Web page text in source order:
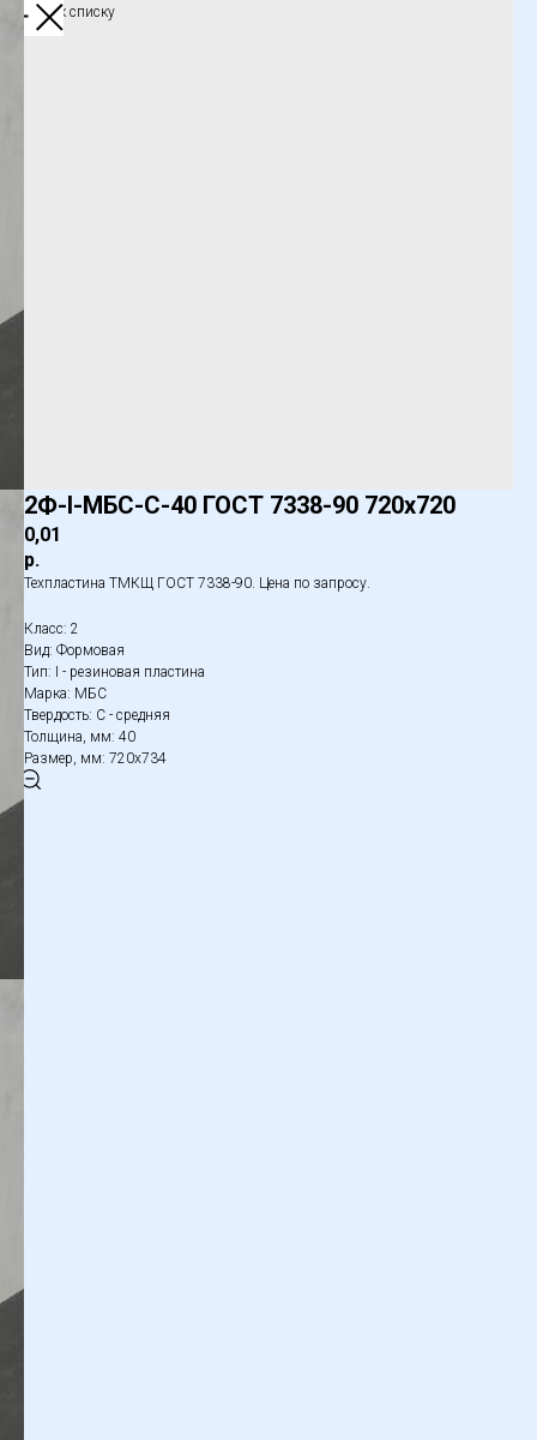
Обратно к списку
2Ф-I-МБС-С-40 ГОСТ 7338-90 720х720
0,01
р.
Техпластина ТМКЩ ГОСТ 7338-90. Цена по запросу.
Класс: 2
Вид: Формовая
Тип: I - резиновая пластина
Марка: МБС
Твердость: С - средняя
Толщина, мм: 40
Размер, мм: 720х734